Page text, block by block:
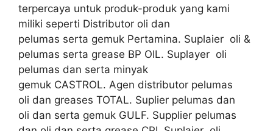
terpercaya untuk produk-produk yang kami
miliki seperti Distributor oli dan
pelumas serta gemuk Pertamina. Suplaier oli &
pelumas serta grease BP OIL. Suplayer oli
pelumas dan serta minyak
gemuk CASTROL. Agen distributor pelumas
oli dan greases TOTAL. Suplier pelumas dan
oli dan serta gemuk GULF. Supplier pelumas